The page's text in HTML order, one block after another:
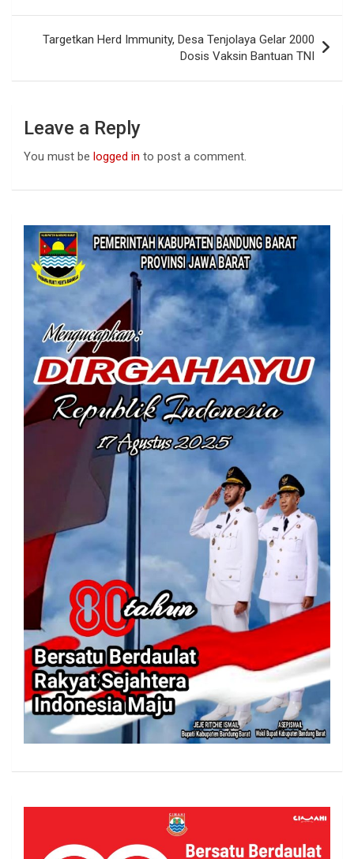
k
p
Targetkan Herd Immunity, Desa Tenjolaya Gelar 2000
Dosis Vaksin Bantuan TNI
Leave a Reply
You must be logged in to post a comment.